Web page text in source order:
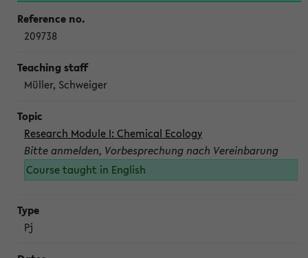
209738
Müller, Schweiger
Research Module I: Chemical Ecology
Bitte anmelden, Vorbesprechung nach Vereinbarung
Course taught in English
Pj